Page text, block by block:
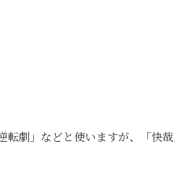
劇」などと使いますが、「快